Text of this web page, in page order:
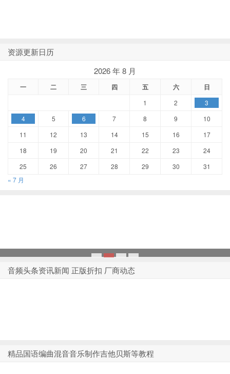
资源更新日历
2026 年 8 月
一 二 三 四 五 六 日
1 2
3
4
5 6 7 8 9
10
11
12 13 14 15 16
17
18
19 20 21 22 23
24
25
26 27 28 29 30
31
« 7 月
1 2 3 4
音频头条资讯新闻 正版折扣 厂商动态
精品国语编曲混音音乐制作吉他贝斯等教程